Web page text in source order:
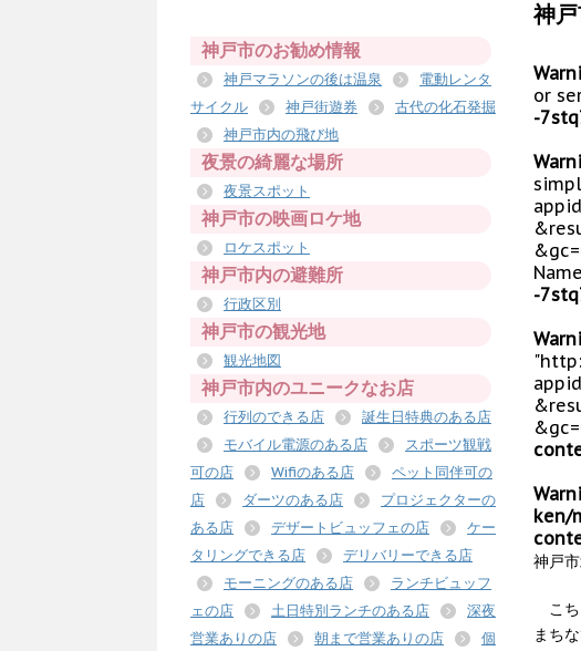
神
or
-
-
ken/
神戸
こち
まち
神戸市のお勧め情報
神戸マラソンの後は温泉
電動レンタ
サイクル
神戸街遊券
古代の化石発掘
神戸市内の飛び地
夜景の綺麗な場所
夜景スポット
神戸市の映画ロケ地
ロケスポット
神戸市内の避難所
行政区別
神戸市の観光地
観光地図
神戸市内のユニークなお店
行列のできる店
誕生日特典のある店
モバイル電源のある店
スポーツ観戦
可の店
Wifiのある店
ペット同伴可の
店
ダーツのある店
プロジェクターの
ある店
デザートビュッフェの店
ケー
タリングできる店
デリバリーできる店
モーニングのある店
ランチビュッフ
ェの店
土日特別ランチのある店
深夜
営業ありの店
朝まで営業ありの店
個